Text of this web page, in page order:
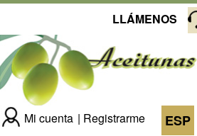
LLÁMENOS
Mi cuenta Registrarme ESP